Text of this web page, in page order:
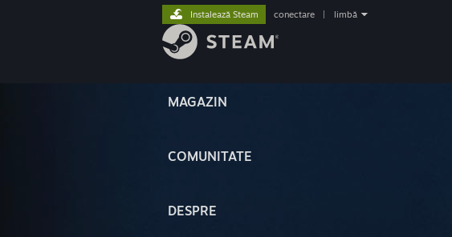
MAGAZIN
COMUNITATE
DESPRE
Instalează Steam conectare limbă